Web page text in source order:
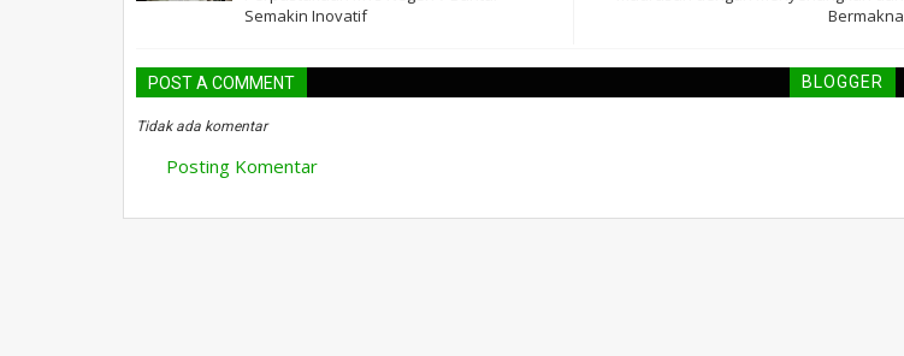
Bermakna
Semakin Inovatif
POST A COMMENT BLOGGER
Tidak ada komentar
Posting Komentar